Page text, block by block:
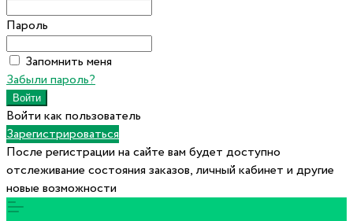
Пароль
Запомнить меня
Забыли пароль?
Войти как пользователь
Зарегистрироваться
После регистрации на сайте вам будет доступно
отслеживание состояния заказов, личный кабинет и другие
новые возможности